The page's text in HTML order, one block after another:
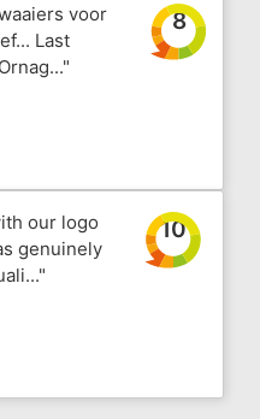
voor
Last
8
our logo
genuinely
10